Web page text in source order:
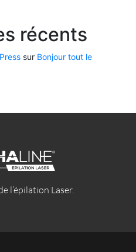
récents
sur Bonjour tout le
l’épilation Laser.